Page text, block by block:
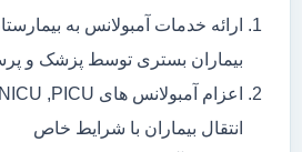
ارائه خدمات آمبولانس به
بیماران بستری توسط پزشک و
انتقال بیماران با شرایط خاص